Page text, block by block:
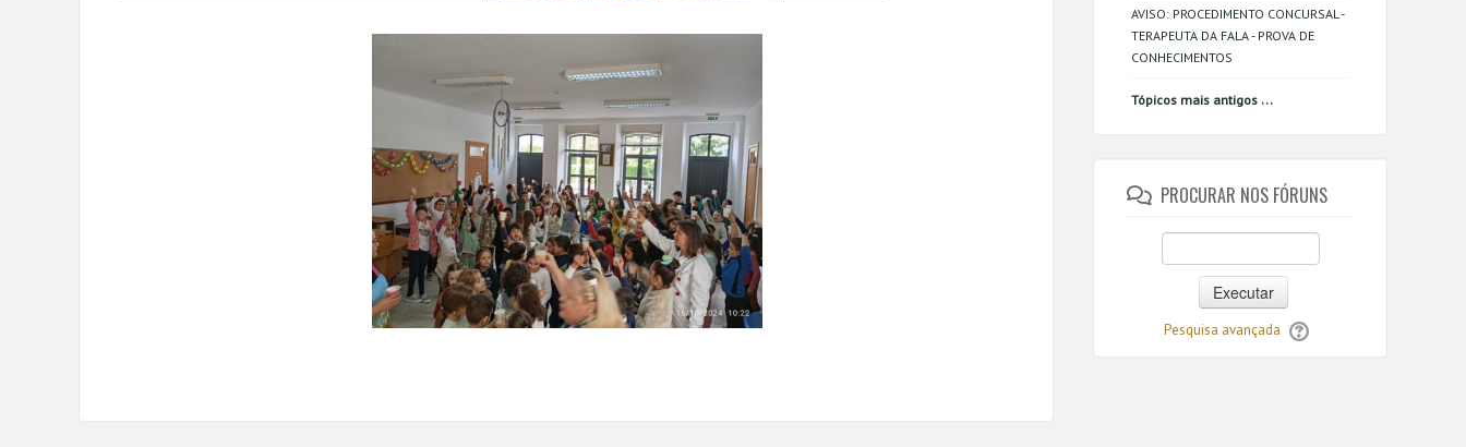
AVISO: PROCEDIMENTO CONCURSAL -
TERAPEUTA DA FALA - PROVA DE
CONHECIMENTOS
Tópicos mais antigos ...
PROCURAR NOS FÓRUNS
Executar
Pesquisa avançada